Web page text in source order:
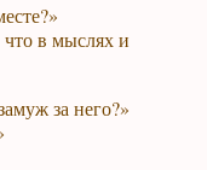
что в мыслях и
за него?»